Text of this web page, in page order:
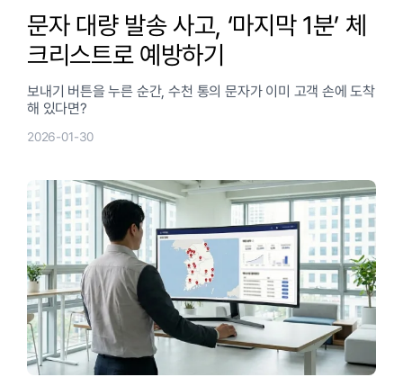
문자 대량 발송 사고, ‘마지막 1분’ 체
크리스트로 예방하기
보내기 버튼을 누른 순간, 수천 통의 문자가 이미 고객 손에 도착
해 있다면?
2026-01-30